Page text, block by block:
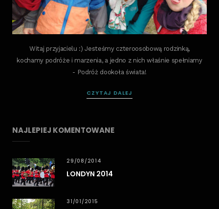
Witaj przyjacielu :) Jesteśmy czteroosobową rodzinką,
kochamy podróże i marzenia, a jedno z nich właśnie spełniamy
- Podróż dookoła świata!
CZYTAJ DALEJ
NAJLEPIEJ KOMENTOWANE
29/08/2014
LONDYN 2014
31/01/2015